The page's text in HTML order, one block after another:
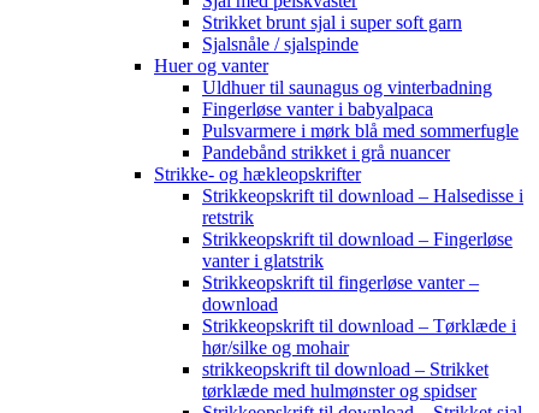
Strikket brunt sjal i super soft garn
Sjalsnåle / sjalspinde
Huer og vanter
Uldhuer til saunagus og vinterbadning
Fingerløse vanter i babyalpaca
Pulsvarmere i mørk blå med sommerfugle
Pandebånd strikket i grå nuancer
Strikke- og hækleopskrifter
Strikkeopskrift til download – Halsedisse i
retstrik
Strikkeopskrift til download – Fingerløse
vanter i glatstrik
Strikkeopskrift til fingerløse vanter –
download
Strikkeopskrift til download – Tørklæde i
hør/silke og mohair
strikkeopskrift til download – Strikket
tørklæde med hulmønster og spidser